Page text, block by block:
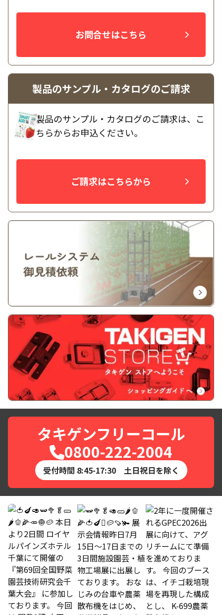
お問合せはこちら
製品のサンプル・カタログのご請求
製品のサンプル・カタログのご請求は、こ
ちらからお申込ください。
ご請求はこちらから
タキゲンフリーコール
0800-222-2004
受付時間 8:45-17:30 土日祝日を除く